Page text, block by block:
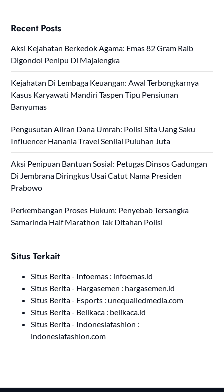
Recent Posts
Aksi Kejahatan Berkedok Agama: Emas 82 Gram Raib
Digondol Penipu Di Majalengka
Kejahatan Di Lembaga Keuangan: Awal Terbongkarnya
Kasus Karyawati Mandiri Taspen Tipu Pensiunan
Banyumas
Pengusutan Aliran Dana Umrah: Polisi Sita Uang Saku
Influencer Hanania Travel Senilai Puluhan Juta
Aksi Penipuan Bantuan Sosial: Petugas Dinsos Gadungan
Di Jembrana Diringkus Usai Catut Nama Presiden
Prabowo
Perkembangan Proses Hukum: Penyebab Tersangka
Samarinda Half Marathon Tak Ditahan Polisi
Situs Terkait
Situs Berita - Infoemas : infoemas.id
Situs Berita - Hargasemen : hargasemen.id
Situs Berita - Esports : unequalledmedia.com
Situs Berita - Belikaca : belikaca.id
Situs Berita - Indonesiafashion :
indonesiafashion.com